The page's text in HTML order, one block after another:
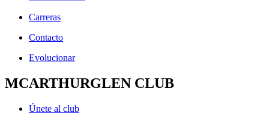
Carreras
Contacto
Evolucionar
MCARTHURGLEN CLUB
Únete al club